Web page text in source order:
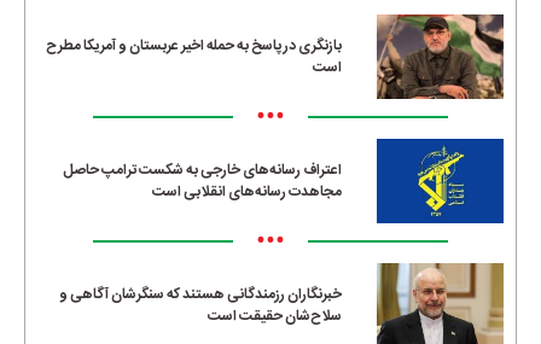
بازنگری در پاسخ به حمله اخیر عربستان و آمریکا مطرح
است
•••
اعتراف رسانه‌های خارجی به شکست ترامپ حاصل
مجاهدت رسانه‌های انقلابی است
•••
خبرنگاران رزمندگانی هستند که سنگرشان آگاهی و
سلاح‌شان حقیقت است